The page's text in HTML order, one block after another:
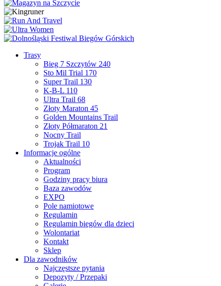
Trasy
Bieg 7 Szczytów 240
Sto Mil Trial 170
Super Trail 130
K-B-L 110
Ultra Trail 68
Złoty Maraton 45
Golden Mountains Trail
Złoty Półmaraton 21
Nocny Trail
Trojak Trail 10
Informacje ogólne
Aktualności
Program
Godziny pracy biura
Baza zawodów
EXPO
Pole namiotowe
Regulamin
Regulamin biegów dla dzieci
Wolontariat
Kontakt
Sklep
Dla zawodników
Najczęstsze pytania
Depozyty / Przepaki